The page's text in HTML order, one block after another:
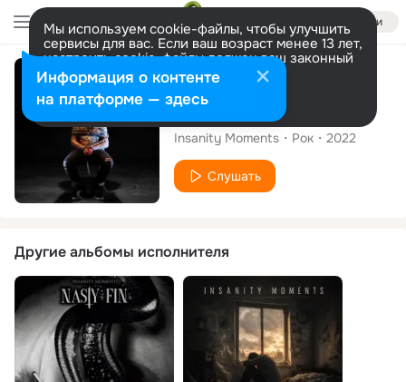
Войти
Мы используем cookie-файлы, чтобы улучшить
сервисы для вас. Если ваш возраст менее 13 лет,
настроить cookie-файлы должен ваш законный
представитель. Больше информации
Разрешить все Настроить
Сингл
Caught in the Dark
Insanity Moments Рок 2022
Слушать
Другие альбомы исполнителя
Информация о контенте
на платформе — здесь